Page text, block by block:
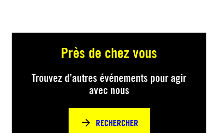
Près de chez vous
Trouvez d’autres événements pour agir
avec nous
RECHERCHER